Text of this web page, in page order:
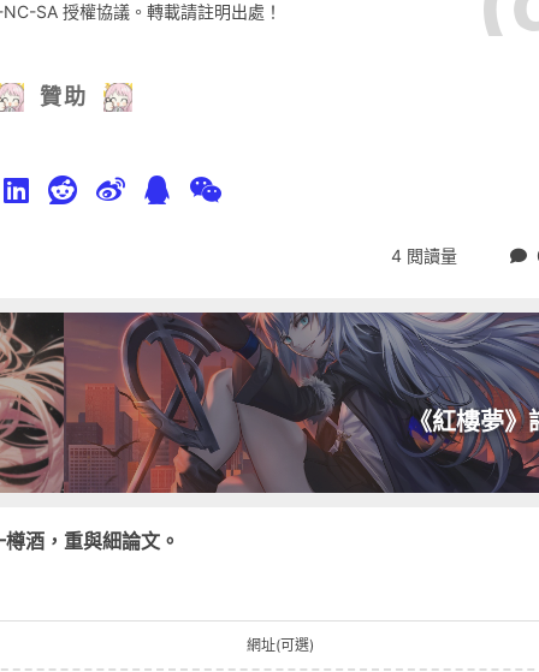
NC-SA 授權協議。轉載請註明出處！
贊助
4 閲讀量
《紅樓夢》
酒，重與細論文。
網址(可選)